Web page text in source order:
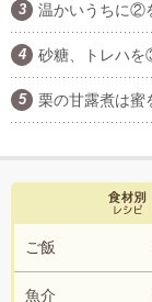
温かいうちに②
砂糖、トレハを
栗の甘露煮は蜜
ご飯
魚介